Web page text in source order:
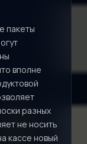
пакеты
вполне
разных
не носить
кассе новый